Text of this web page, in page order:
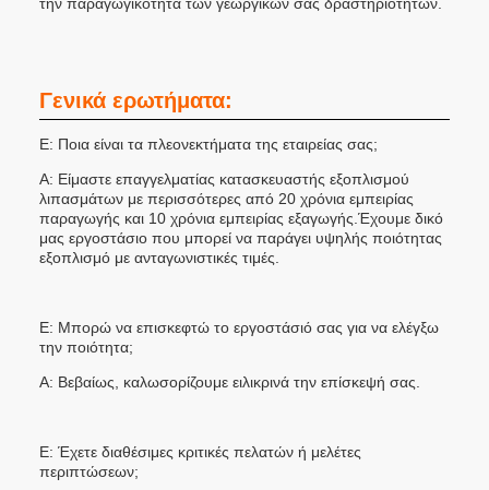
Γενικά ερωτήματα:
Ε: Ποια είναι τα πλεονεκτήματα της εταιρείας σας;
Α: Είμαστε επαγγελματίας κατασκευαστής εξοπλισμού
λιπασμάτων με περισσότερες από 20 χρόνια εμπειρίας
παραγωγής και 10 χρόνια εμπειρίας εξαγωγής.Έχουμε δικό
μας εργοστάσιο που μπορεί να παράγει υψηλής ποιότητας
εξοπλισμό με ανταγωνιστικές τιμές.
Ε: Μπορώ να επισκεφτώ το εργοστάσιό σας για να ελέγξω
την ποιότητα;
Α: Βεβαίως, καλωσορίζουμε ειλικρινά την επίσκεψή σας.
Ε: Έχετε διαθέσιμες κριτικές πελατών ή μελέτες
περιπτώσεων;